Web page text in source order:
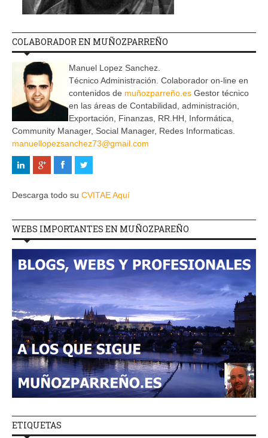
COLABORADOR EN MUÑOZPARREÑO
Manuel Lopez Sanchez.
Técnico Administración. Colaborador on-line en
contenidos de muñozparreño.es Gestor técnico
en las áreas de Contabilidad, administración,
Exportación, Finanzas, RR.HH, Informática,
Community Manager, Social Manager, Redes Informaticas.
manuellopezsanchez73@gmail.com
Descarga todo su CVITAE Aquí
WEBS IMPORTANTES EN MUÑOZPAREÑO
ETIQUETAS